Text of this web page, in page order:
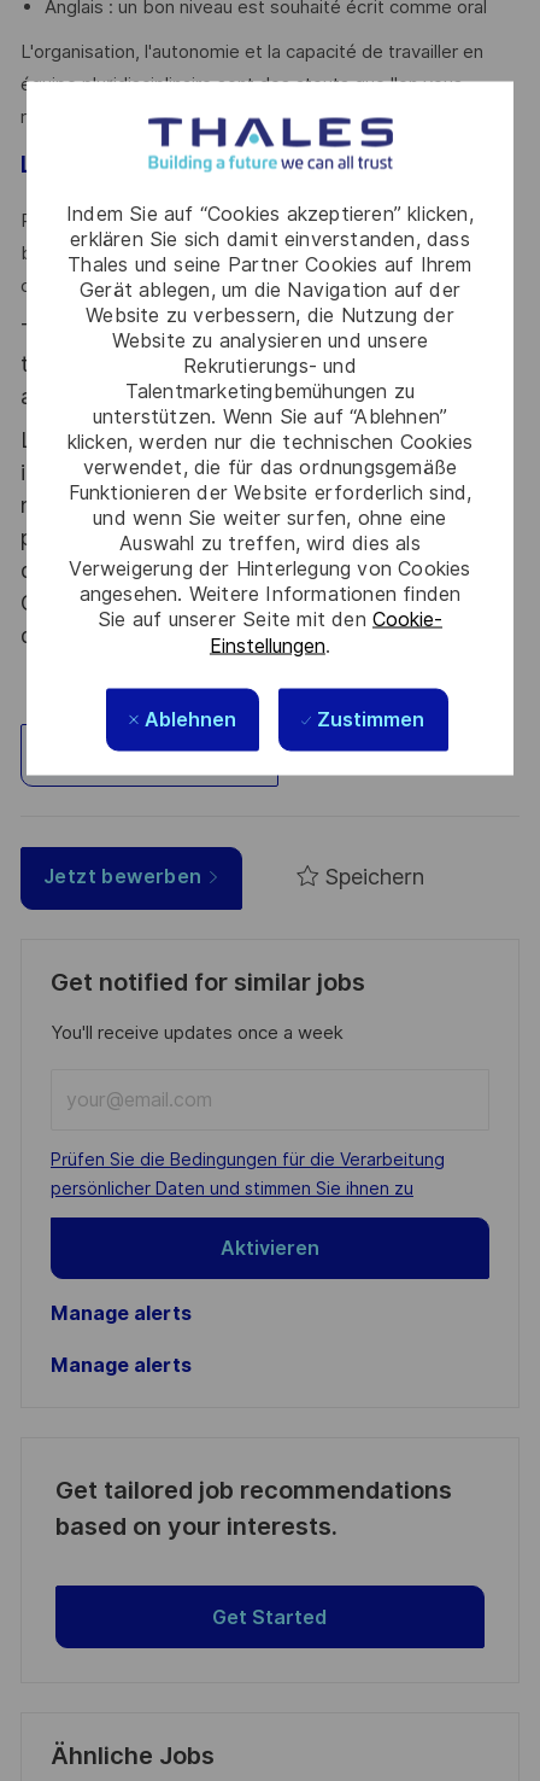
Indem Sie auf “Cookies akzeptieren” klicken,
erklären Sie sich damit einverstanden, dass
Thales und seine Partner Cookies auf Ihrem
Gerät ablegen, um die Navigation auf der
Website zu verbessern, die Nutzung der
Website zu analysieren und unsere
Rekrutierungs- und
Talentmarketingbemühungen zu
unterstützen. Wenn Sie auf “Ablehnen”
klicken, werden nur die technischen Cookies
verwendet, die für das ordnungsgemäße
Funktionieren der Website erforderlich sind,
und wenn Sie weiter surfen, ohne eine
Auswahl zu treffen, wird dies als
Verweigerung der Hinterlegung von Cookies
angesehen. Weitere Informationen finden
Sie auf unserer Seite mit den Cookie-
Einstellungen.
Ablehnen Zustimmen
Anglais : un bon niveau est souhaité écrit comme oral
L'organisation, l'autonomie et la capacité de travailler en
équipe pluridisciplinaire sont des atouts que l'on vous
reconnaît ? Alors ce poste est fait pour vous !
Le mot de l'équipe
Rejoignez une équipe dynamique et passionnée par de
beaux challenges industriels dans un esprit collaboratif et
convivial à Etrelles.
Thales, entreprise Handi-Engagée, reconnait
tous les talents. La diversité est notre meilleur
atout. Postulez et rejoignez nous !
Le poste pouvant nécessiter d'accéder à des
informations relevant du secret de la défense
nationale, la personne retenue fera l'objet d'une
procédure d’habilitation, conformément aux
dispositions des articles R.2311-1 et suivants du
Code de la défense et de l’IGI 1300 SGDSN/PSE
du 09 août 2021.
Standort erkunden
Jetzt bewerben Speichern
Get notified for similar jobs
You'll receive updates once a week
Email
address
(Required)
Required
Prüfen Sie die Bedingungen für die Verarbeitung
persönlicher Daten und stimmen Sie ihnen zu
Aktivieren
Manage alerts
Manage alerts
Get tailored job recommendations
based on your interests.
Get Started
Ähnliche Jobs